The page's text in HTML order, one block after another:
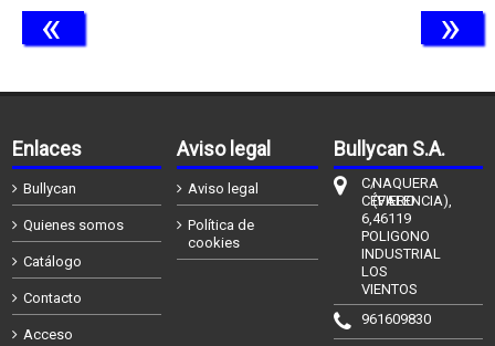
« »
Enlaces
Bullycan
Quienes somos
Catálogo
Contacto
Acceso
Aviso legal
Aviso legal
Política de
cookies
Bullycan S.A.
C/
CÉFIERO
6,
POLIGONO
INDUSTRIAL
LOS
VIENTOS
NAQUERA
(VALENCIA),
46119
961609830